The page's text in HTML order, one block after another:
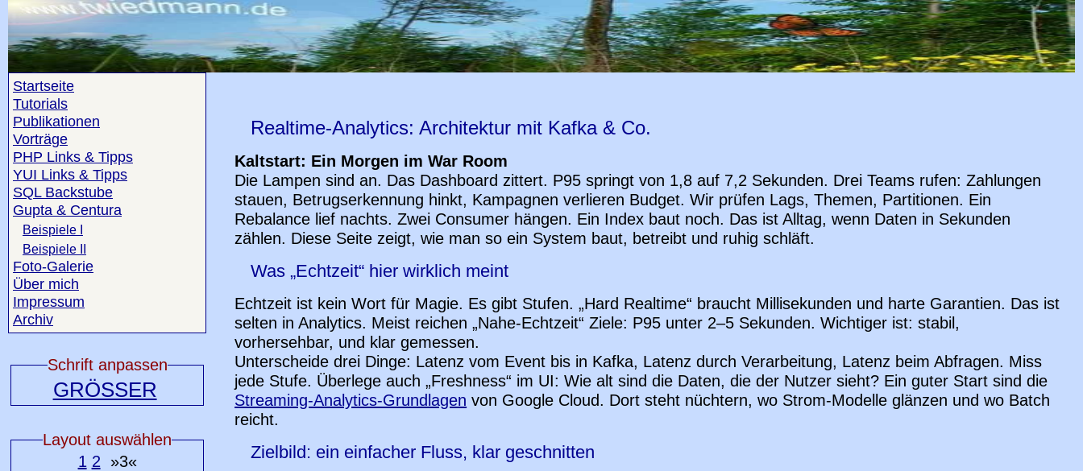
Startseite
Tutorials
Publikationen
Vorträge
PHP Links & Tipps
YUI Links & Tipps
SQL Backstube
Gupta & Centura
Beispiele I
Beispiele II
Foto-Galerie
Über mich
Impressum
Archiv
Schrift anpassen
GRÖSSER
Layout auswählen
1 2 »3«
Realtime-Analytics: Architektur mit Kafka & Co.
Kaltstart: Ein Morgen im War Room
Die Lampen sind an. Das Dashboard zittert. P95 springt von 1,8 auf 7,2 Sekunden. Drei Teams rufen: Zahlungen
stauen, Betrugserkennung hinkt, Kampagnen verlieren Budget. Wir prüfen Lags, Themen, Partitionen. Ein
Rebalance lief nachts. Zwei Consumer hängen. Ein Index baut noch. Das ist Alltag, wenn Daten in Sekunden
zählen. Diese Seite zeigt, wie man so ein System baut, betreibt und ruhig schläft.
Was „Echtzeit“ hier wirklich meint
Echtzeit ist kein Wort für Magie. Es gibt Stufen. „Hard Realtime“ braucht Millisekunden und harte Garantien. Das ist
selten in Analytics. Meist reichen „Nahe-Echtzeit“ Ziele: P95 unter 2–5 Sekunden. Wichtiger ist: stabil,
vorhersehbar, und klar gemessen.
Unterscheide drei Dinge: Latenz vom Event bis in Kafka, Latenz durch Verarbeitung, Latenz beim Abfragen. Miss
jede Stufe. Überlege auch „Freshness“ im UI: Wie alt sind die Daten, die der Nutzer sieht? Ein guter Start sind die
Streaming-Analytics-Grundlagen von Google Cloud. Dort steht nüchtern, wo Strom-Modelle glänzen und wo Batch
reicht.
Zielbild: ein einfacher Fluss, klar geschnitten